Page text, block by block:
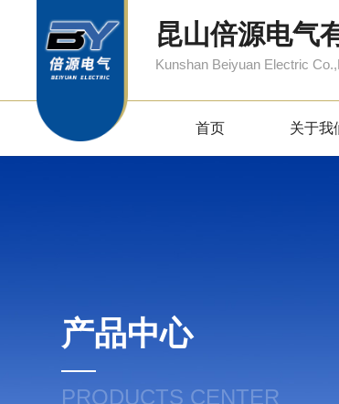
昆山倍源电气
Kunshan Beiyuan Electric
首页 关于我
产品中心
PRODUCTS CENTER